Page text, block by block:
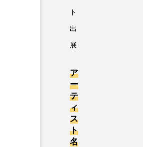
ト
出
展
ア
ー
テ
ィ
ス
ト
名